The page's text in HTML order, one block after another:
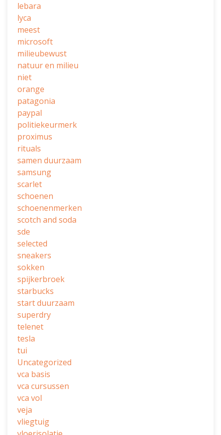
lebara
lyca
meest
microsoft
milieubewust
natuur en milieu
niet
orange
patagonia
paypal
politiekeurmerk
proximus
rituals
samen duurzaam
samsung
scarlet
schoenen
schoenenmerken
scotch and soda
sde
selected
sneakers
sokken
spijkerbroek
starbucks
start duurzaam
superdry
telenet
tesla
tui
Uncategorized
vca basis
vca cursussen
vca vol
veja
vliegtuig